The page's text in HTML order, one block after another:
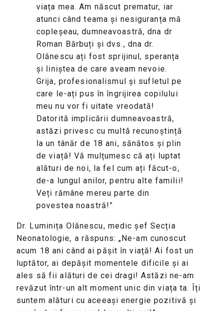
viața mea. Am născut prematur, iar
atunci când teama și nesiguranța mă
copleșeau, dumneavoastră, dna dr
Roman Bărbuți și dvs., dna dr.
Olănescu ați fost sprijinul, speranța
și liniștea de care aveam nevoie.
Grija, profesionalismul și sufletul pe
care le-ați pus în îngrijirea copilului
meu nu vor fi uitate vreodată!
Datorită implicării dumneavoastră,
astăzi privesc cu multă recunoștință
la un tânăr de 18 ani, sănătos și plin
de viață! Vă mulțumesc că ați luptat
alături de noi, la fel cum ați făcut-o,
de-a lungul anilor, pentru alte familii!
Veți rămâne mereu parte din
povestea noastră!”
Dr. Luminița Olănescu, medic șef Secția
Neonatologie, a răspuns: „Ne-am cunoscut
acum 18 ani când ai pășit în viață! Ai fost un
luptător, ai depășit momentele dificile și ai
ales să fii alături de cei dragi! Astăzi ne-am
revăzut într-un alt moment unic din viața ta. Îți
suntem alături cu aceeași energie pozitivă și